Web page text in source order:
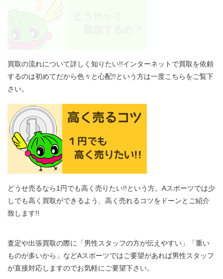
買取の流れについて詳しく知りたい!!インターネットで買取を依頼
するのは初めてだから色々と心配!!という方は一度こちらをご覧下
さい。
どうせ売るなら1円でも高く売りたい!!という方。Aスポーツでは少
しでも高く買取ができるよう、高く売れるコツをドーンとご紹介
致します!!